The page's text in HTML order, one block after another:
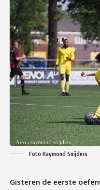
Foto Raymond Snijders
Gisteren de eerste